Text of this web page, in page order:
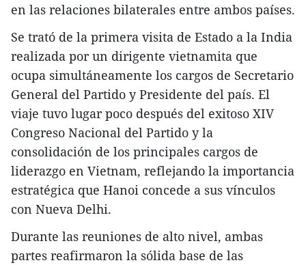
en las relaciones bilaterales entre ambos países.
Se trató de la primera visita de Estado a la India
realizada por un dirigente vietnamita que
ocupa simultáneamente los cargos de Secretario
General del Partido y Presidente del país. El
viaje tuvo lugar poco después del exitoso XIV
Congreso Nacional del Partido y la
consolidación de los principales cargos de
liderazgo en Vietnam, reflejando la importancia
estratégica que Hanoi concede a sus vínculos
con Nueva Delhi.
Durante las reuniones de alto nivel, ambas
partes reafirmaron la sólida base de las